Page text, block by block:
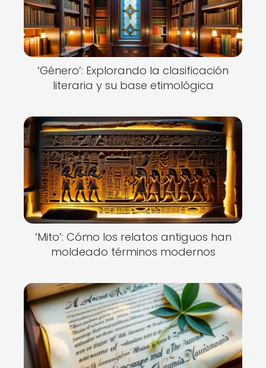
‘Género’: Explorando la clasificación
literaria y su base etimológica
‘Mito’: Cómo los relatos antiguos han
moldeado términos modernos